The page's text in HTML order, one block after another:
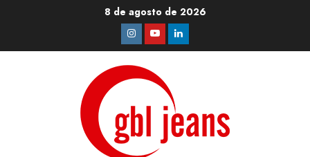
8 de agosto de 2026
Instagram
YoutubeLinkedin